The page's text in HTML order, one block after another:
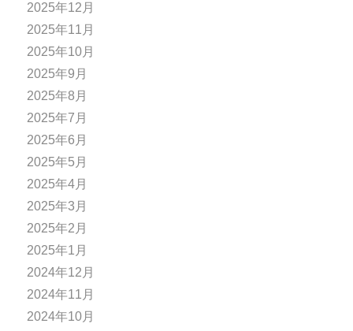
2025年12月
2025年11月
2025年10月
2025年9月
2025年8月
2025年7月
2025年6月
2025年5月
2025年4月
2025年3月
2025年2月
2025年1月
2024年12月
2024年11月
2024年10月